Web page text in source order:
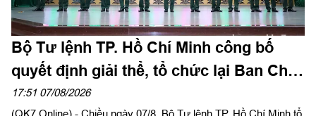
Bộ Tư lệnh TP. Hồ Chí Minh công bố
quyết định giải thể, tổ chức lại Ban Chỉ
huy PTKV, thành lập các đơn vị trực
17:51 07/08/2026
(QK7 Online) - Chiều ngày 07/8, Bộ Tư lệnh TP. Hồ Chí Minh tổ